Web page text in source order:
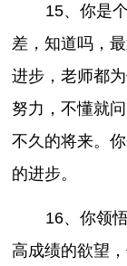
15、你是
差，知道吗，
进步，老师都
努力，不懂就
不久的将来。
的进步。
16、你领
高成绩的欲望